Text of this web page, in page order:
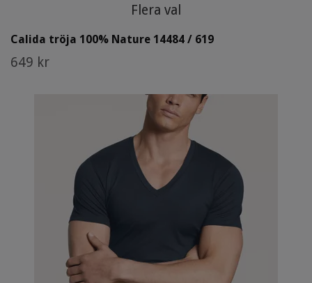
Flera val
Calida tröja 100% Nature 14484 / 619
649 kr